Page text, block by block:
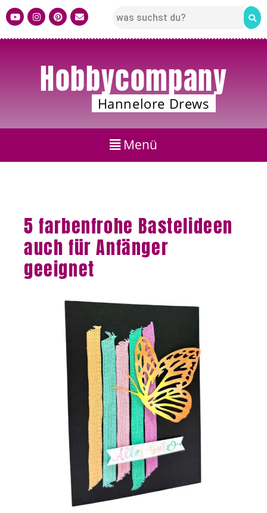
Hobbycompany
Hannelore Drews
5 farbenfrohe Bastelideen
auch für Anfänger
geeignet